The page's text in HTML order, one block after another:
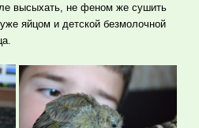
высыхать, не феном же сушить
яйцом и детской безмолочной